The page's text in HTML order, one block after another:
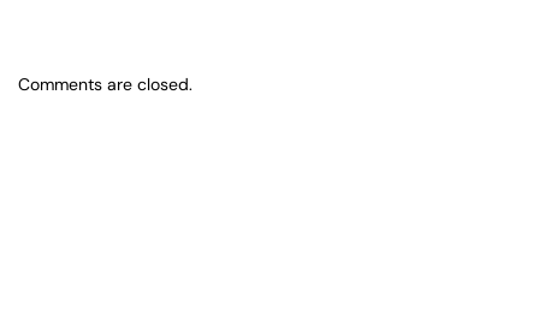
Comments are closed.